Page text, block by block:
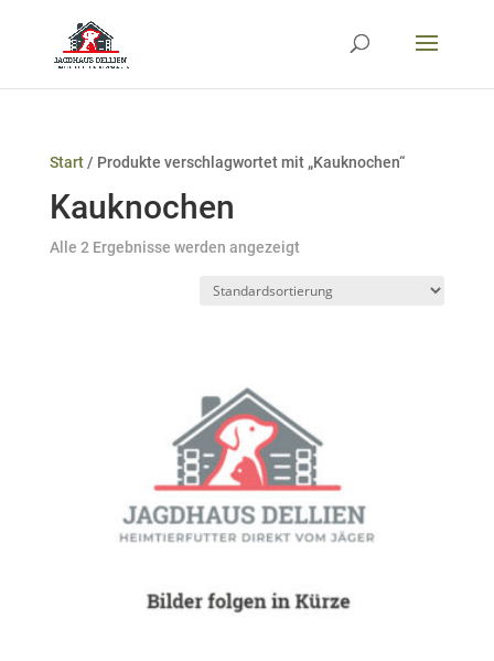
Start/ Produkte verschlagwortet mit „Kauknochen“
Kauknochen
Alle 2 Ergebnisse werden angezeigt